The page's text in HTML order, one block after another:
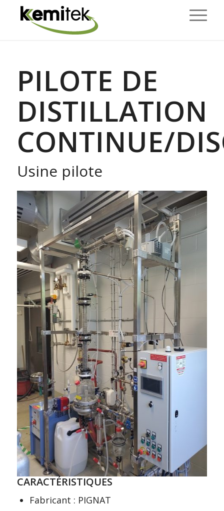
PILOTE DE
DISTILLATION
CONTINUE/
Usine pilote
CARACTÉRISTIQUES
Fabricant : PIGNAT